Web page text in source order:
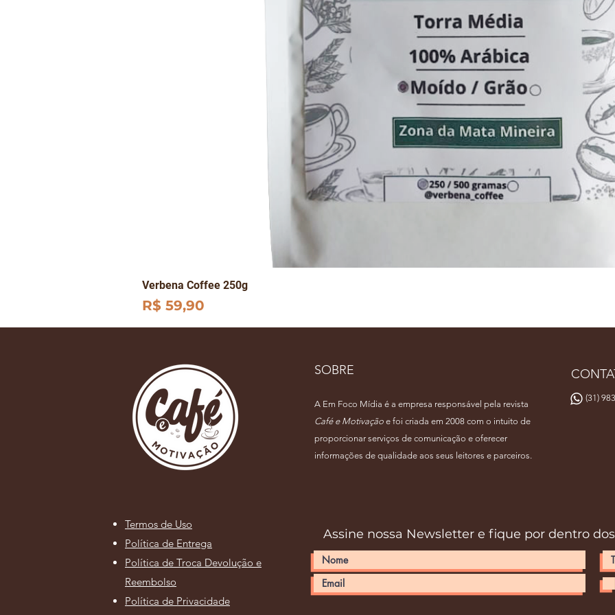
Verbena Coffee 250g
Preço
R$ 59,90
SOBRE
A Em Foco Mídia é a empresa responsável pela revista
Café e Motivação e foi criada em 2008 com o intuito de
proporcionar serviços de comunicação e oferecer
informações de qualidade aos seus leitores e parceiros.
(31)
Termos de Uso
Política de Entrega
Política de Troca Devolução e
Reembolso
Política de Privacidade
Assine nossa Newsletter e fique por dentro